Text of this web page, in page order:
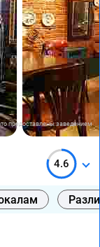
предоставлены заведением
4.6